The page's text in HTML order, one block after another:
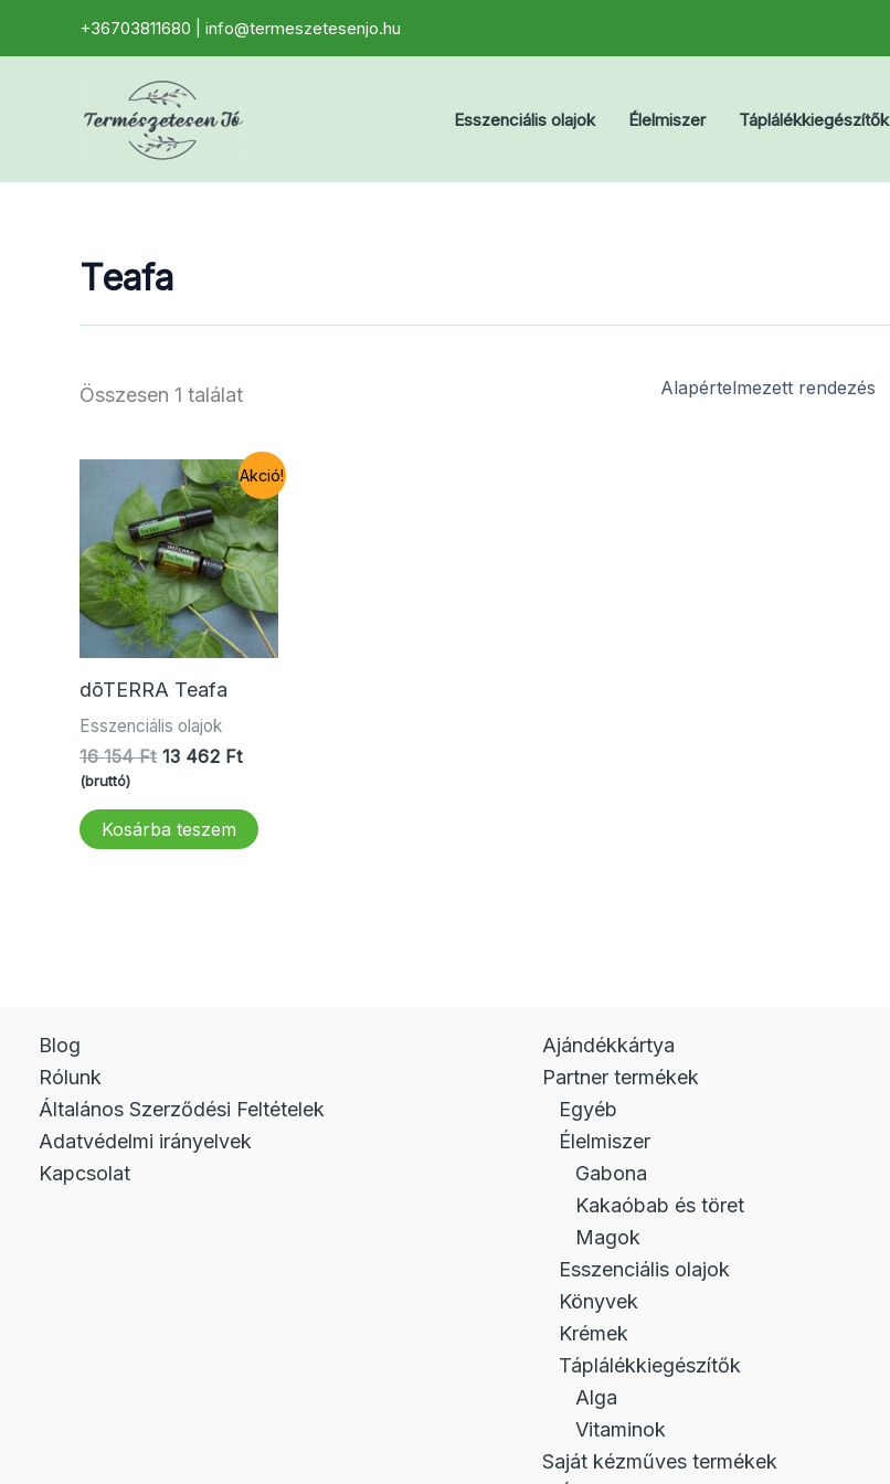
+36703811680 | info@termeszetesenjo.hu
Esszenciális olajok Élelmiszer Táplálékkiegészítők
Teafa
Összesen 1 találat
Akció!
dōTERRA Teafa
Esszenciális olajok
16 154Ft Original
16
154 Ft.
13 462 FtCurrent
13
462 Ft.
(bruttó)
Kosárba teszem
Blog
Rólunk
Általános Szerződési Feltételek
Adatvédelmi irányelvek
Kapcsolat
Ajándékkártya
Partner termékek
Egyéb
Élelmiszer
Gabona
Kakaóbab és töret
Magok
Esszenciális olajok
Könyvek
Krémek
Táplálékkiegészítők
Alga
Vitaminok
Saját kézműves termékek